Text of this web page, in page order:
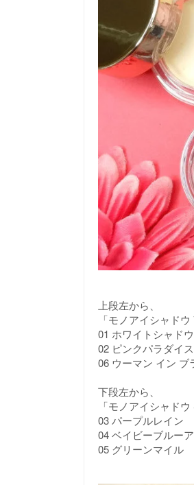
上段左から、
「モノアイシャドウ
01 ホワイトシャドウ
02 ピンクパラダイス
06 ウーマン イン ブ
下段左から、
「モノアイシャドウ
03 パープルレイン
04 ベイビーブルー
05 グリーンマイル